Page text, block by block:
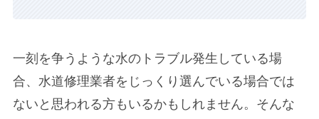
一刻を争うような水のトラブル発生している場
合、水道修理業者をじっくり選んでいる場合では
ないと思われる方もいるかもしれません。そんな